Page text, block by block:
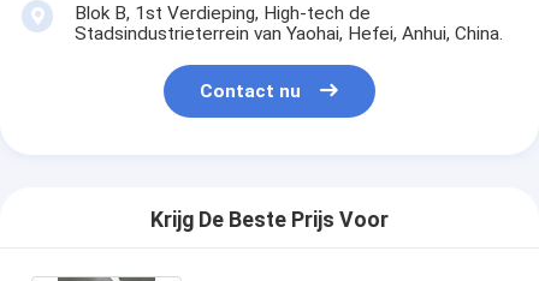
Blok B, 1st Verdieping, High-tech de
Stadsindustrieterrein van Yaohai, Hefei, Anhui, China.
Contact nu
Krijg De Beste Prijs Voor